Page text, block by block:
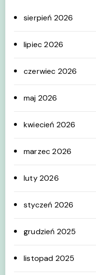
sierpień 2026
lipiec 2026
czerwiec 2026
maj 2026
kwiecień 2026
marzec 2026
luty 2026
styczeń 2026
grudzień 2025
listopad 2025